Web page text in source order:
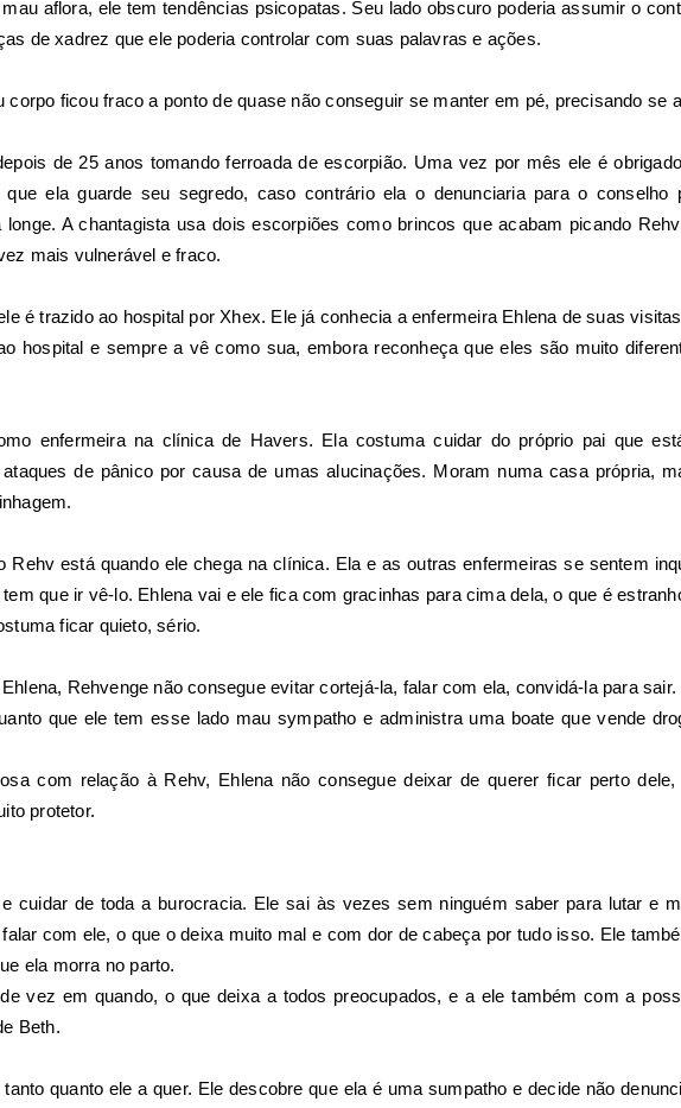
aflora, ele tem tendências psicopatas. Seu lado obscuro poderia assumir o
de xadrez que ele poderia controlar com suas palavras e ações.
corpo ficou fraco a ponto de quase não conseguir se manter em pé, precisando se
de 25 anos tomando ferroada de escorpião. Uma vez por mês ele é
ela guarde seu segredo, caso contrário ela o denunciaria para o conselho
A chantagista usa dois escorpiões como brincos que acabam picando
mais vulnerável e fraco.
é trazido ao hospital por Xhex. Ele já conhecia a enfermeira Ehlena de suas
hospital e sempre a vê como sua, embora reconheça que eles são muito
enfermeira na clínica de Havers. Ela costuma cuidar do próprio pai que
de pânico por causa de umas alucinações. Moram numa casa própria,
Rehv está quando ele chega na clínica. Ela e as outras enfermeiras se sentem
que ir vê-lo. Ehlena vai e ele fica com gracinhas para cima dela, o que é
ficar quieto, sério.
Rehvenge não consegue evitar cortejá-la, falar com ela, convidá-la para sair.
que ele tem esse lado mau sympatho e administra uma boate que vende
com relação à Rehv, Ehlena não consegue deixar de querer ficar perto dele,
protetor.
cuidar de toda a burocracia. Ele sai às vezes sem ninguém saber para lutar e
com ele, o que o deixa muito mal e com dor de cabeça por tudo isso. Ele
ela morra no parto.
vez em quando, o que deixa a todos preocupados, e a ele também com a
Beth.
quanto ele a quer. Ele descobre que ela é uma sumpatho e decide não